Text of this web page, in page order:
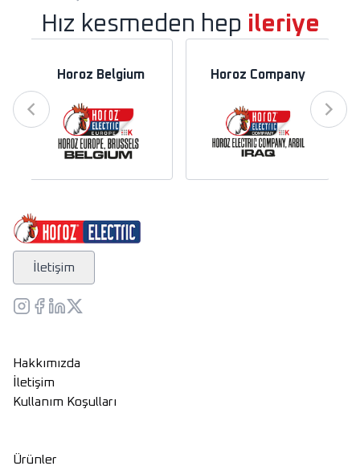
Hız kesmeden hep ileriye
Horoz Belgium Horoz Company
İletişim
Hakkımızda
İletişim
Kullanım Koşulları
Ürünler